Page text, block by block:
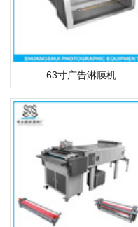
63寸广告淋膜机